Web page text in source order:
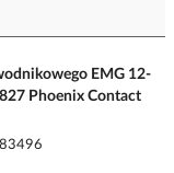
EMG 12-
Phoenix Contact